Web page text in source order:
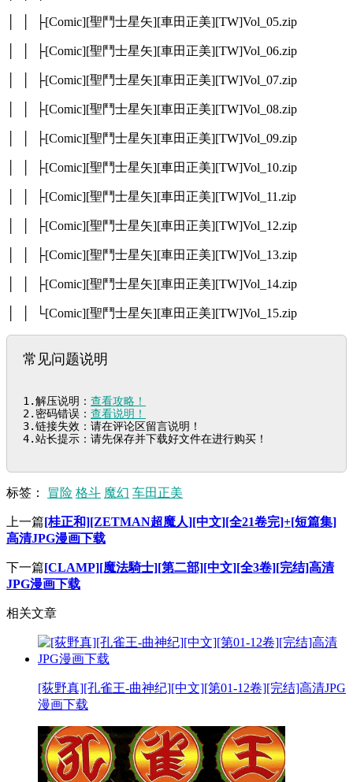
│ │ ├[Comic][聖鬥士星矢][車田正美][TW]Vol_05.zip
│ │ ├[Comic][聖鬥士星矢][車田正美][TW]Vol_06.zip
│ │ ├[Comic][聖鬥士星矢][車田正美][TW]Vol_07.zip
│ │ ├[Comic][聖鬥士星矢][車田正美][TW]Vol_08.zip
│ │ ├[Comic][聖鬥士星矢][車田正美][TW]Vol_09.zip
│ │ ├[Comic][聖鬥士星矢][車田正美][TW]Vol_10.zip
│ │ ├[Comic][聖鬥士星矢][車田正美][TW]Vol_11.zip
│ │ ├[Comic][聖鬥士星矢][車田正美][TW]Vol_12.zip
│ │ ├[Comic][聖鬥士星矢][車田正美][TW]Vol_13.zip
│ │ ├[Comic][聖鬥士星矢][車田正美][TW]Vol_14.zip
│ │ └[Comic][聖鬥士星矢][車田正美][TW]Vol_15.zip
常见问题说明
1.解压说明： 查看攻略！
2.密码错误： 查看说明！
3.链接失效：请在评论区留言说明！
4.站长提示：请先保存并下载好文件在进行购买！
标签： 冒险 格斗 魔幻 车田正美
上一篇[桂正和][ZETMAN超魔人][中文][全21卷完]+[短篇集]
高清JPG漫画下载
下一篇[CLAMP][魔法騎士][第二部][中文][全3卷][完结]高清
JPG漫画下载
相关文章
[荻野真][孔雀王-曲神纪][中文][第01-12卷][完结]高清JPG
漫画下载